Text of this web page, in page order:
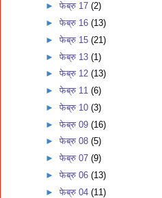
►फेब्रु 17(2)
►फेब्रु 16(13)
►फेब्रु 15(21)
►फेब्रु 13(1)
►फेब्रु 12(13)
►फेब्रु 11(6)
►फेब्रु 10(3)
►फेब्रु 09(16)
►फेब्रु 08(5)
►फेब्रु 07(9)
►फेब्रु 06(13)
►फेब्रु 04(11)